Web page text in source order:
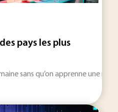
pays les plus
sans qu’on apprenne une